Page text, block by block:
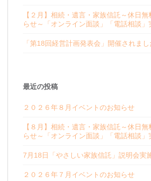
【２月】相続・遺言・家族信託～休日
らせ～「オンライン面談」「電話相談」
「第18回経営計画発表会」開催されまし
最近の投稿
２０２６年８月イベントのお知らせ
【８月】相続・遺言・家族信託～休日
らせ～「オンライン面談」「電話相談」
7月18日「やさしい家族信託」説明会実
２０２６年７月イベントのお知らせ